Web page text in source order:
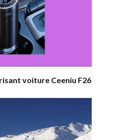
voiture Ceeniu F26